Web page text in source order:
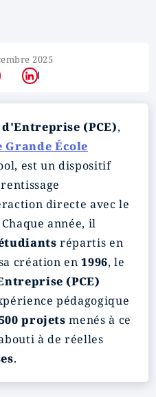
2025
X LinkedIn
(PCE),
Grande École
est un dispositif
directe avec le
année, il
répartis en
création en1996, le
(PCE)
pédagogique
projets menés à ce
à de réelles
.